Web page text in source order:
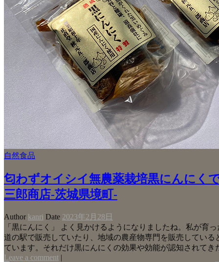
自然食品
匂わずオイシイ無農薬栽培黒にんにく
三郎商店-茨城県境町-
Author kanri Date 2023年2月28日
「黒にんにく」 よく見かけるようになりましたね。私が育
道の駅で販売していたり、地域の農産物専門を販売している
ています。それだけ黒にんにくの効果や効能が認知されてき
Leave a comment |